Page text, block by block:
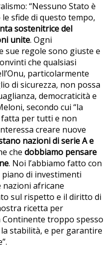
“Nessuno Stato è
sfide di questo tempo,
sostenitrice del
unite. Ogni
sue regole sono giuste e
che qualsiasi
particolarmente
di sicurezza, non possa
democraticità e
secondo cui “la
per tutti e non
creare nuove
nazioni di serie A e
che dobbiamo pensare
. Noi l’abbiamo fatto con
di investimenti
africane
sul rispetto e il diritto di
ricetta per
troppo spesso
stabilità, e per garantire